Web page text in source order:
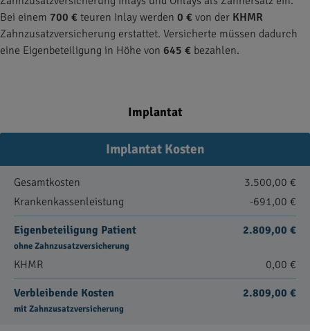
Bei einem 700 € teuren Inlay werden 0 € von der KHMR
Zahnzusatzversicherung erstattet. Versicherte müssen dadurch
eine Eigenbeteiligung in Höhe von 645 € bezahlen.
Implantat
Implantat Kosten
Gesamtkosten
3.500,00 €
Krankenkassenleistung
-691,00 €
Eigenbeteiligung Patient
ohne Zahnzusatzversicherung
2.809,00 €
KHMR 0,00 €
Verbleibende Kosten
mit Zahnzusatzversicherung
2.809,00 €